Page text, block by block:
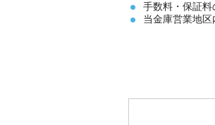
手数料・保証料
当金庫営業地